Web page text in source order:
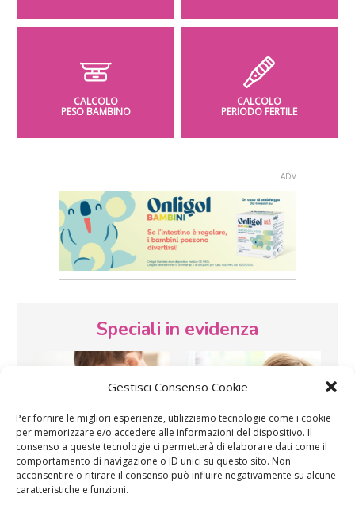
Gestisci Consenso Cookie
Per fornire le migliori esperienze, utilizziamo tecnologie come i cookie
per memorizzare e/o accedere alle informazioni del dispositivo. Il
consenso a queste tecnologie ci permetterà di elaborare dati come il
comportamento di navigazione o ID unici su questo sito. Non
acconsentire o ritirare il consenso può influire negativamente su alcune
caratteristiche e funzioni.
CALCOLO
PESO BAMBINO
CALCOLO
PERIODO FERTILE
Speciali in evidenza
Vaccini SOS Pediatra